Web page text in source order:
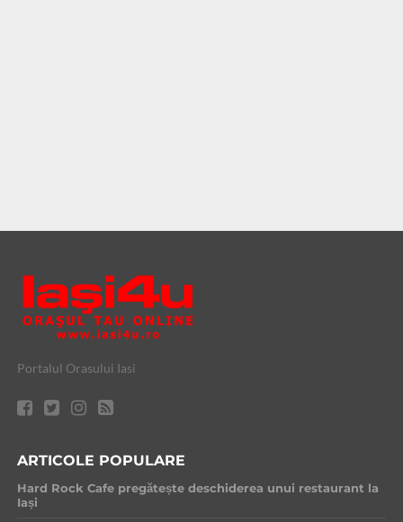
Portalul Orasului Iasi
ARTICOLE POPULARE
Hard Rock Cafe pregătește deschiderea unui restaurant la
Iași